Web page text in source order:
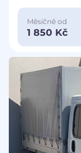
Měsíčně od
1 850 Kč